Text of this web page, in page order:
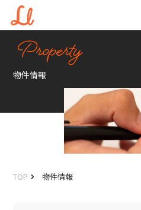
物件情報
TOP 物件情報